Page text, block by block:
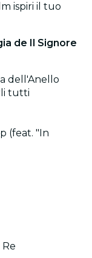
ispiri il tuo
de Il Signore
dell'Anello
tutti
(feat. "In